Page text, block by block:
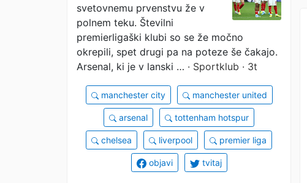
svetovnemu prvenstvu že v
polnem teku. Številni
premierligaški klubi so se že močno
okrepili, spet drugi pa na poteze še čakajo.
Arsenal, ki je v lanski … · Sportklub · 3t
manchester city manchester united
arsenal tottenham hotspur
chelsea liverpool premier liga
objavi tvitaj